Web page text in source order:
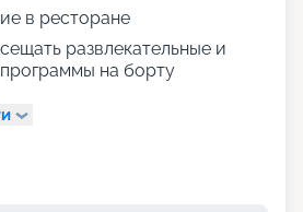
в ресторане
развлекательные и
на борту